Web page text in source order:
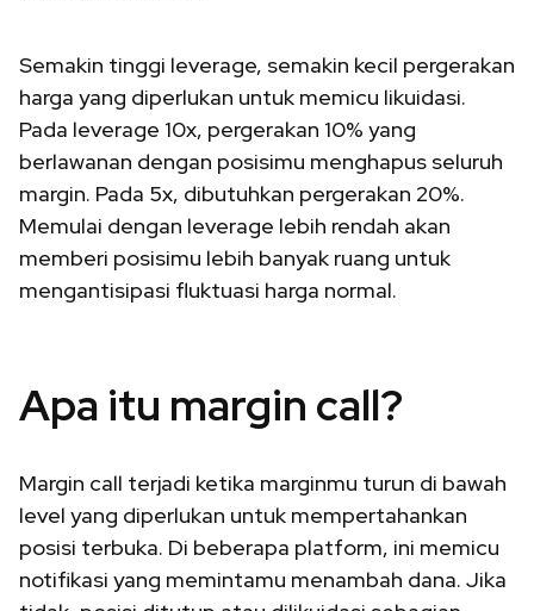
Semakin tinggi leverage, semakin kecil pergerakan
harga yang diperlukan untuk memicu likuidasi.
Pada leverage 10x, pergerakan 10% yang
berlawanan dengan posisimu menghapus seluruh
margin. Pada 5x, dibutuhkan pergerakan 20%.
Memulai dengan leverage lebih rendah akan
memberi posisimu lebih banyak ruang untuk
mengantisipasi fluktuasi harga normal.
Apa itu margin call?
Margin call terjadi ketika marginmu turun di bawah
level yang diperlukan untuk mempertahankan
posisi terbuka. Di beberapa platform, ini memicu
notifikasi yang memintamu menambah dana. Jika